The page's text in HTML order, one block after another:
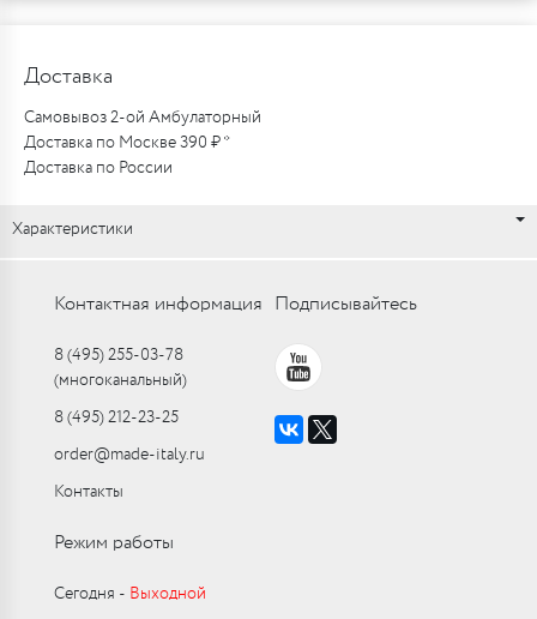
Доставка
Самовывоз 2-ой Амбулаторный
Доставка по Москве 390 ₽ *
Доставка по России
Характеристики
Контактная информация
8 (495) 255-03-78
(многоканальный)
8 (495) 212-23-25
order@made-italy.ru
Контакты
Подписывайтесь
Режим работы
Сегодня ‑ Выходной